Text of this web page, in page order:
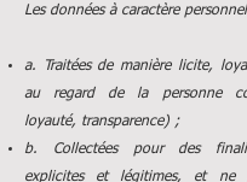
Les données à caractère
a. Traitées de manière licite,
au regard de la personne
loyauté, transparence) ;
b. Collectées pour des
explicites et légitimes, et ne